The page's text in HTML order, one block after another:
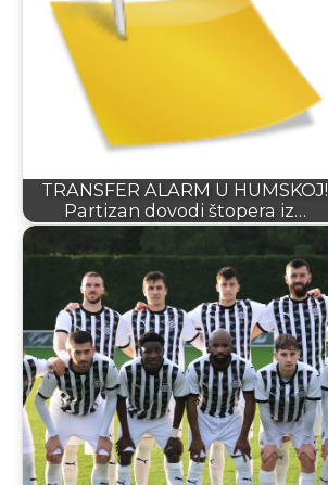
TRANSFER ALARM U HUMSKOJ!
Partizan dovodi štopera iz…